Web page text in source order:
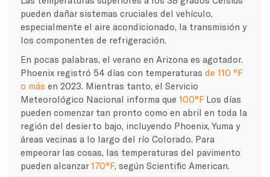
pueden dañar sistemas cruciales del vehículo,
especialmente el aire acondicionado, la transmisión y
los componentes de refrigeración.
En pocas palabras, el verano en Arizona es agotador.
Phoenix registró 54 días con temperaturas de 110 °F
o más en 2023. Mientras tanto, el Servicio
Meteorológico Nacional informa que 100°FLos días
pueden comenzar tan pronto como en abril en toda la
región del desierto bajo, incluyendo Phoenix, Yuma y
áreas vecinas a lo largo del río Colorado. Para
empeorar las cosas, las temperaturas del pavimento
pueden alcanzar170°F, según Scientific American.